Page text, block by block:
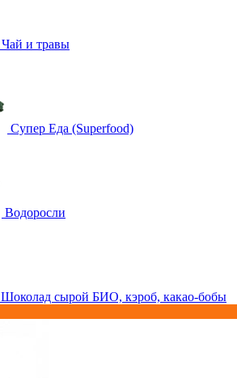
Чай и травы
Супер Еда (Superfood)
Водоросли
Шоколад сырой БИО, кэроб, какао-бобы